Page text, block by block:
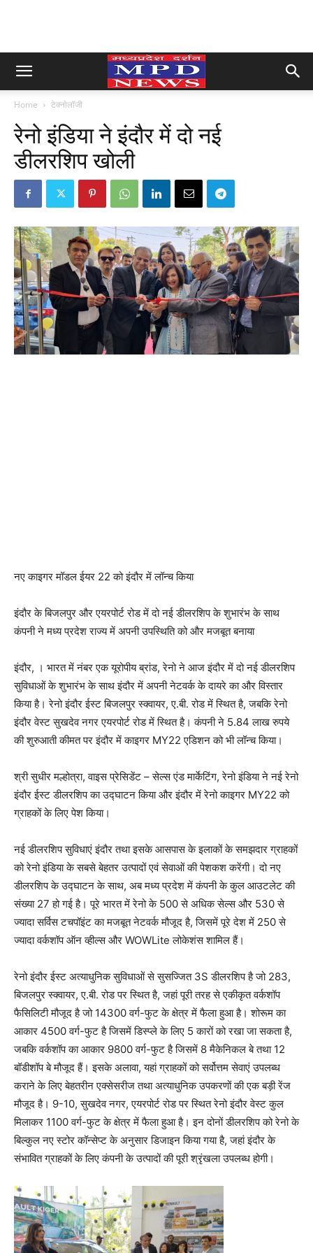
Home टेक्नोलॉजी
रेनो इंडिया ने इंदौर में दो नई
डीलरशिप खोली
नए काइगर मॉडल ईयर 22 को इंदौर में लॉन्च किया
इंदौर के बिजलपुर और एयरपोर्ट रोड में दो नई डीलरशिप के शुभारंभ के साथ
कंपनी ने मध्य प्रदेश राज्य में अपनी उपस्थिति को और मजबूत बनाया
इंदौर, । भारत में नंबर एक यूरोपीय ब्रांड, रेनो ने आज इंदौर में दो नई डीलरशिप
सुविधाओं के शुभारंभ के साथ इंदौर में अपनी नेटवर्क के दायरे का और विस्तार
किया है। रेनो इंदौर ईस्ट बिजलपुर स्क्वायर, ए.बी. रोड में स्थित है, जबकि रेनो
इंदौर वेस्ट सुखदेव नगर एयरपोर्ट रोड में स्थित है। कंपनी ने 5.84 लाख रुपये
की शुरुआती कीमत पर इंदौर में काइगर MY22 एडिशन को भी लॉन्च किया।
श्री सुधीर मल्होत्रा, वाइस प्रेसिडेंट – सेल्स एंड मार्केटिंग, रेनो इंडिया ने नई रेनो
इंदौर ईस्ट डीलरशिप का उद्घाटन किया और इंदौर में रेनो काइगर MY22 को
ग्राहकों के लिए पेश किया।
नई डीलरशिप सुविधाएं इंदौर तथा इसके आसपास के इलाकों के समझदार ग्राहकों
को रेनो इंडिया के सबसे बेहतर उत्पादों एवं सेवाओं की पेशकश करेंगी। दो नए
डीलरशिप के उद्घाटन के साथ, अब मध्य प्रदेश में कंपनी के कुल आउटलेट की
संख्या 27 हो गई है। पूरे भारत में रेनो के 500 से अधिक सेल्स और 530 से
ज्यादा सर्विस टचपॉइंट का मजबूत नेटवर्क मौजूद है, जिसमें पूरे देश में 250 से
ज्यादा वर्कशॉप ऑन व्हील्स और WOWLite लोकेशंस शामिल हैं।
रेनो इंदौर ईस्ट अत्याधुनिक सुविधाओं से सुसज्जित 3S डीलरशिप है जो 283,
बिजलपुर स्क्वायर, ए.बी. रोड पर स्थित है, जहां पूरी तरह से एकीकृत वर्कशॉप
फैसिलिटी मौजूद है जो 14300 वर्ग-फुट के क्षेत्र में फैला हुआ है। शोरूम का
आकार 4500 वर्ग-फुट है जिसमें डिस्प्ले के लिए 5 कारों को रखा जा सकता है,
जबकि वर्कशॉप का आकार 9800 वर्ग-फुट है जिसमें 8 मैकेनिकल बे तथा 12
बॉडीशॉप बे मौजूद हैं। इसके अलावा, यहां ग्राहकों को सर्वोत्तम सेवाएं उपलब्ध
कराने के लिए बेहतरीन एक्सेसरीज तथा अत्याधुनिक उपकरणों की एक बड़ी रेंज
मौजूद है। 9-10, सुखदेव नगर, एयरपोर्ट रोड पर स्थित रेनो इंदौर वेस्ट कुल
मिलाकर 1100 वर्ग-फुट के क्षेत्र में फैला हुआ है। इन दोनों डीलरशिप को रेनो के
बिल्कुल नए स्टोर कॉन्सेप्ट के अनुसार डिजाइन किया गया है, जहां इंदौर के
संभावित ग्राहकों के लिए कंपनी के उत्पादों की पूरी श्रृंखला उपलब्ध होगी।